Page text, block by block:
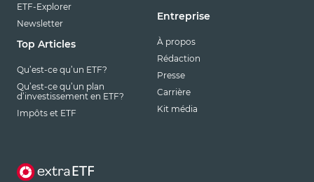
ETF-Explorer
Newsletter
Top Articles
Qu’est-ce qu’un ETF?
Qu’est-ce qu’un plan
d’investissement en ETF?
Impôts et ETF
Entreprise
À propos
Rédaction
Presse
Carrière
Kit média